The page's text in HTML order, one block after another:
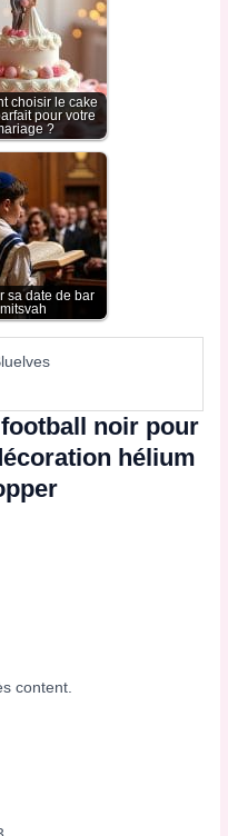
choisir le cake
pour votre
?
sa date de bar
mitsvah​
noir pour
hélium
content.